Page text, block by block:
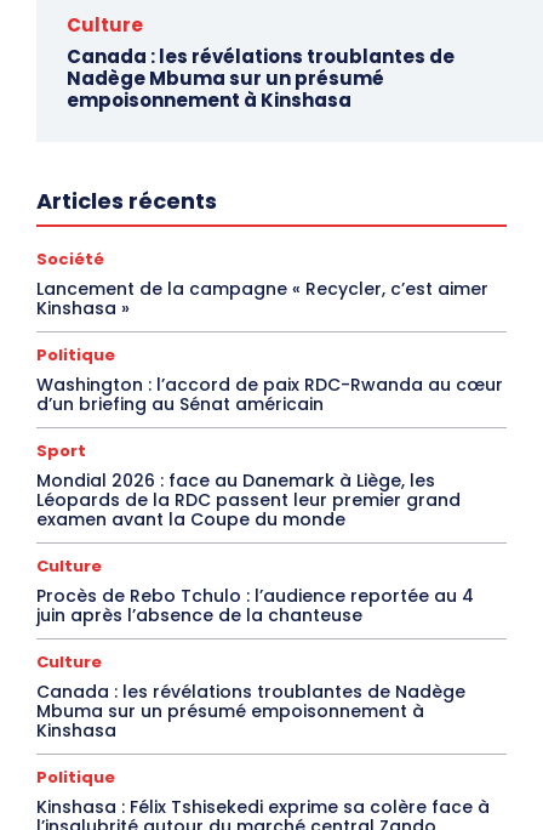
Culture
Canada : les révélations troublantes de
Nadège Mbuma sur un présumé
empoisonnement à Kinshasa
Articles récents
Société
Lancement de la campagne « Recycler, c’est aimer
Kinshasa »
Politique
Washington : l’accord de paix RDC-Rwanda au cœur
d’un briefing au Sénat américain
Sport
Mondial 2026 : face au Danemark à Liège, les
Léopards de la RDC passent leur premier grand
examen avant la Coupe du monde
Culture
Procès de Rebo Tchulo : l’audience reportée au 4
juin après l’absence de la chanteuse
Culture
Canada : les révélations troublantes de Nadège
Mbuma sur un présumé empoisonnement à
Kinshasa
Politique
Kinshasa : Félix Tshisekedi exprime sa colère face à